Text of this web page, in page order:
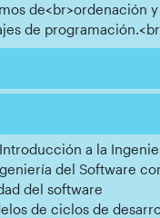
de<br>ordenación
de
Introducción a la
del Software
del software
de ciclos de